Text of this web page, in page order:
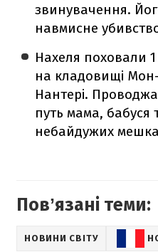
звинувачення.
навмисне
Нахеля поховали
на кладовищі
Нантері.
путь мама, бабуся
небайдужих
Повʼязані теми:
НОВИНИ СВІТУ